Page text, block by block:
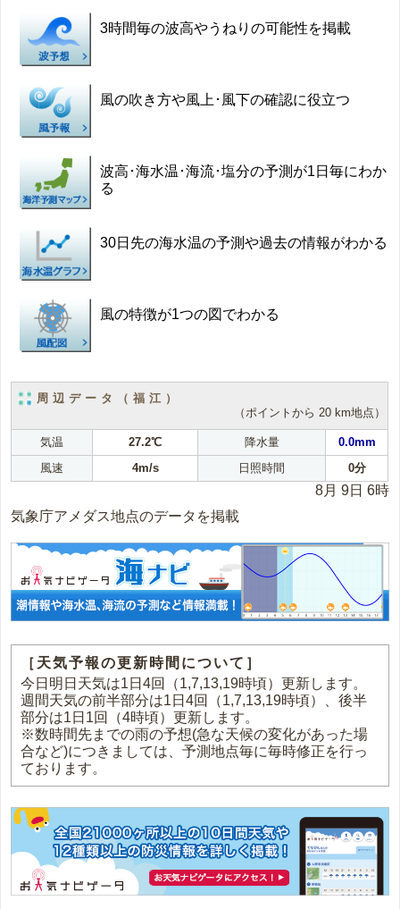
3時間毎の波高やうねりの可能性を掲載
風の吹き方や風上･風下の確認に役立つ
波高･海水温･海流･塩分の予測が1日毎にわか
る
30日先の海水温の予測や過去の情報がわかる
風の特徴が1つの図でわかる
周辺データ（福江）
（ポイントから 20 km地点）
気温 27.2℃ 降水量
0.0mm
風速
4m/s 日照時間 0分
8月 9日 6時
気象庁アメダス地点のデータを掲載
［天気予報の更新時間について］
今日明日天気は1日4回（1,7,13,19時頃）更新します。
週間天気の前半部分は1日4回（1,7,13,19時頃）、後半
部分は1日1回（4時頃）更新します。
※数時間先までの雨の予想(急な天候の変化があった場
合など)につきましては、予測地点毎に毎時修正を行っ
ております。